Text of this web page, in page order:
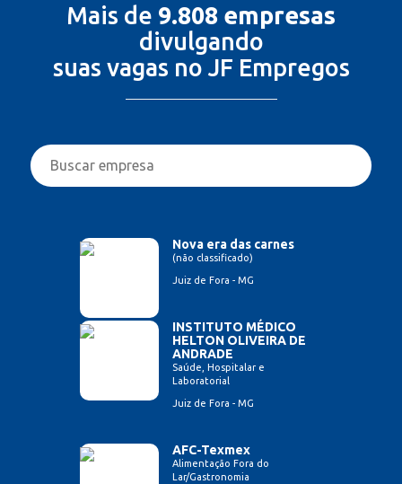
Mais de 9.808 empresas
divulgando
suas vagas no JF Empregos
Nova era das carnes
(não classificado)
Juiz de Fora - MG
INSTITUTO MÉDICO
HELTON OLIVEIRA DE
ANDRADE
Saúde, Hospitalar e
Laboratorial
Juiz de Fora - MG
AFC-Texmex
Alimentação Fora do
Lar/Gastronomia